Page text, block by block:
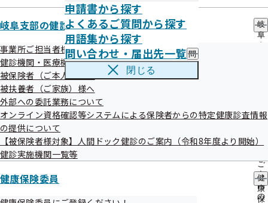
申請書から探す
よくあるご質問から探す
用語集から探す
問い合わせ・届出先一覧 問
い
届
先
覧
閉じる
岐阜支部の健診・保健指導のご案内
岐
阜
保
健
導
ご
案
内
の
事業所ご担当者様へ
健診機関・医療機関の皆さまへ
被保険者（ご本人）様へ
被扶養者（ご家族）様へ
外部への委託業務について
オンライン資格確認等システムによる保険者からの特定健康診査情報
の提供について
【被保険者様対象】人間ドック健診のご案内（令和8年度より開始）
健診実施機関一覧等
健康保険委員
健
康
保
令和6年度 第1回岐阜支部評議会
開催案内
令和6年度 第1回岐阜支部評議会を開催い
たします
標記について、次のとおり開催することとなりましたのでお